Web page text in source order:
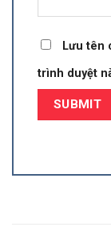
Lưu tên
trình duyệt